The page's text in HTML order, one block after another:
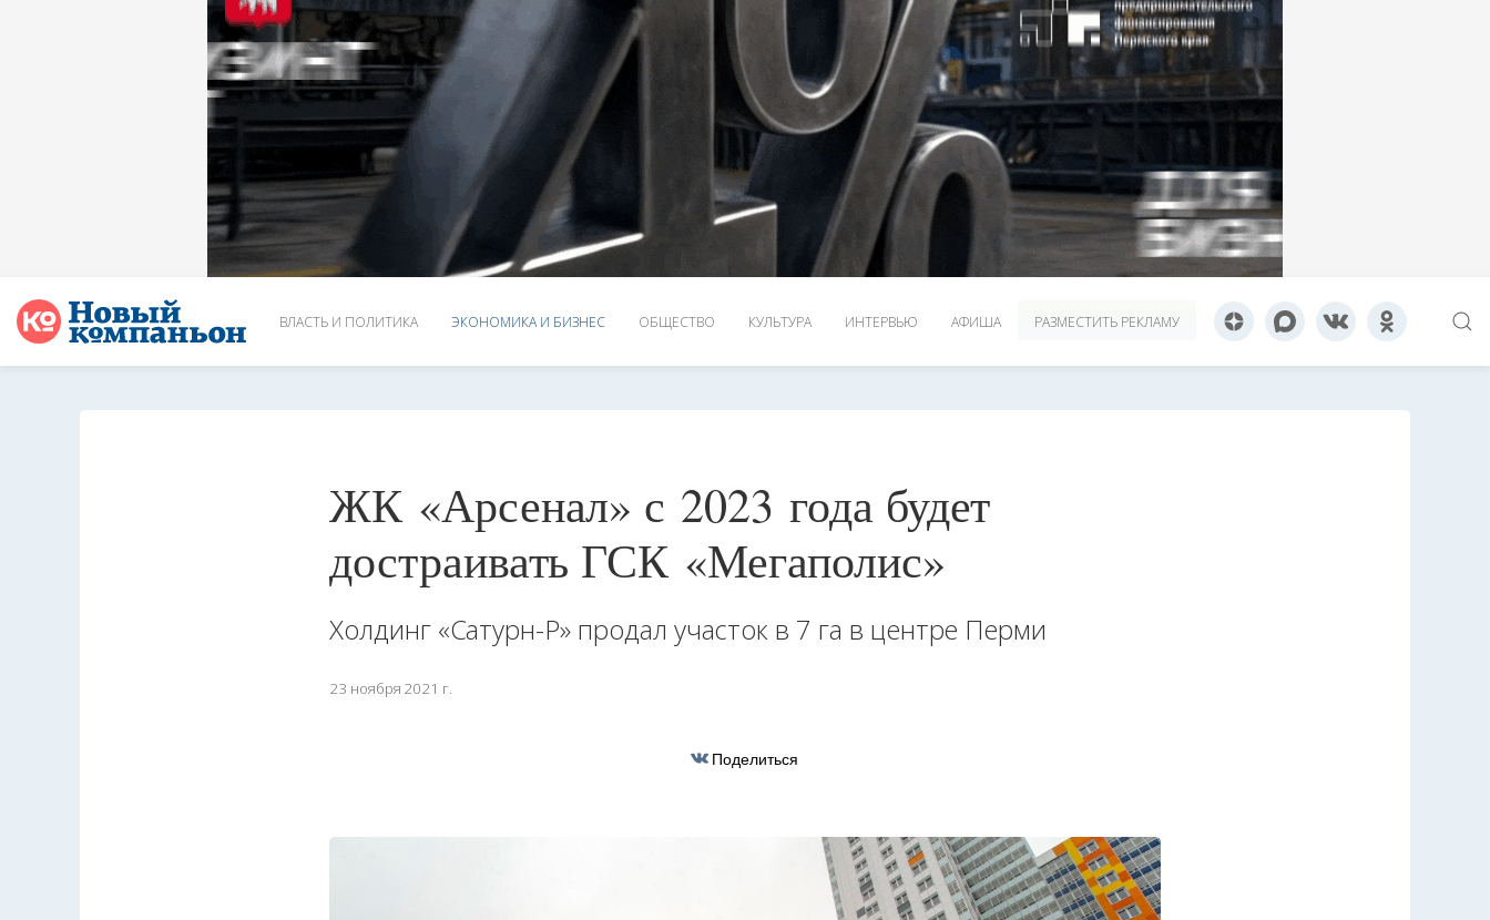
ВЛАСТЬ И ПОЛИТИКА ЭКОНОМИКА И БИЗНЕС ОБЩЕСТВО КУЛЬТУРА ИНТЕРВЬЮ АФИША РАЗМЕСТИТЬ РЕКЛАМУ
ЖК «Арсенал» с 2023 года будет
достраивать ГСК «Мегаполис»
Холдинг «Сатурн-Р» продал участок в 7 га в центре Перми
23 ноября 2021 г.
Поделиться